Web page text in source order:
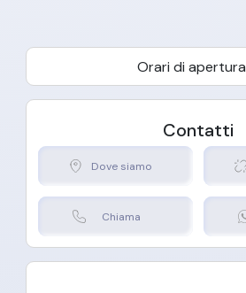
Orari di apertura
Contatti
Dove siamo
Chiama